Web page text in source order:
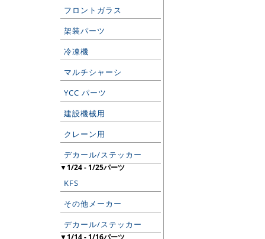
フロントガラス
架装パーツ
冷凍機
マルチシャーシ
YCC パーツ
建設機械用
クレーン用
デカール/ステッカー
▼1/24 - 1/25パーツ
KFS
その他メーカー
デカール/ステッカー
▼1/14 - 1/16パーツ